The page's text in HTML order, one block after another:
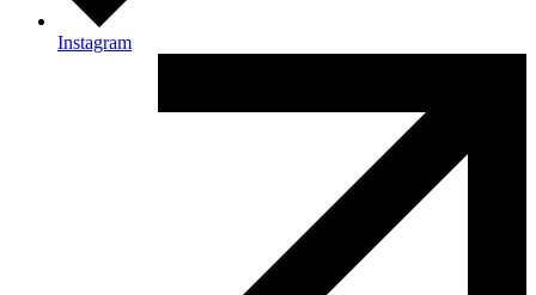
Instagram